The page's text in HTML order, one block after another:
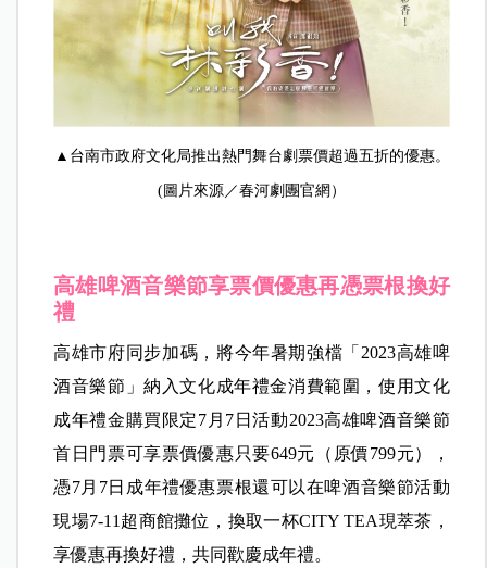
▲ 台南市政府文化局推出熱門舞台劇票價超過五折的優惠。
(圖片來源／春河劇團官網）
高雄啤酒音樂節享票價優惠再憑票根換好
禮
高雄市府同步加碼，將今年暑期強檔「2023高雄啤
酒音樂節」納入文化成年禮金消費範圍，使用文化
成年禮金購買限定7月7日活動2023高雄啤酒音樂節
首日門票可享票價優惠只要649元（原價799元），
憑7月7日成年禮優惠票根還可以在啤酒音樂節活動
現場7-11超商館攤位，換取一杯CITY TEA現萃茶，
享優惠再換好禮，共同歡慶成年禮。